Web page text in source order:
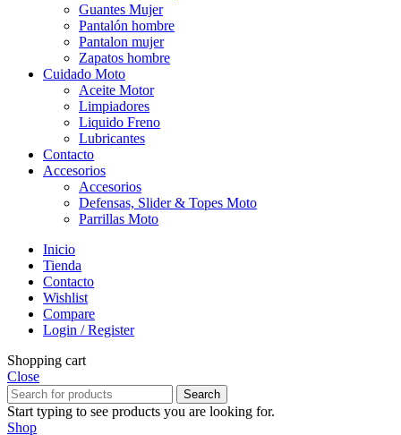
Guantes Mujer
Pantalón hombre
Pantalon mujer
Zapatos hombre
Cuidado Moto
Aceite Motor
Limpiadores
Liquido Freno
Lubricantes
Contacto
Accesorios
Accesorios
Defensas, Slider & Topes Moto
Parrillas Moto
Inicio
Tienda
Contacto
Wishlist
Compare
Login / Register
Shopping cart
Close
Search
Start typing to see products you are looking for.
Shop